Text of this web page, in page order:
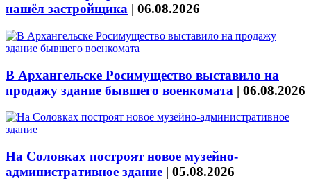
нашёл застройщика | 06.08.2026
В Архангельске Росимущество выставило на
продажу здание бывшего военкомата | 06.08.2026
На Соловках построят новое музейно-
административное здание | 05.08.2026